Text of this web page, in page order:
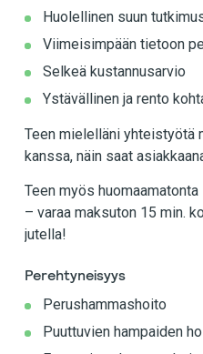
Huolellinen suun
Viimeisimpään tietoon
Selkeä kustannusarvio
Ystävällinen ja rento
Teen mielelläni yhteistyötä
kanssa, näin saat
Teen myös
– varaa maksuton 15 min.
jutella!
Perehtyneisyys
Perushammashoito
Puuttuvien hampaiden